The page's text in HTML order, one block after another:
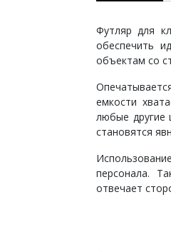
Футляр для
обеспечить
объектам со
емкости
любые другие
становятся
персонала.
отвечает